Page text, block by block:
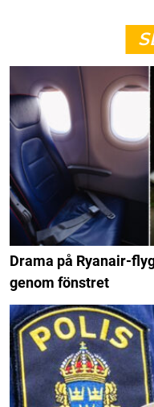
Drama på Ryanair-
genom fönstret